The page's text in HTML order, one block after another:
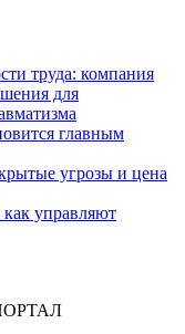
труда: компания
для
главным
угрозы и цена
управляют